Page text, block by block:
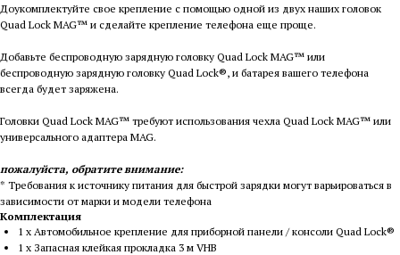
Доукомплектуйте свое крепление с помощью одной из двух наших головок
Quad Lock MAG™ и сделайте крепление телефона еще проще.
Добавьте беспроводную зарядную головку Quad Lock MAG™ или
беспроводную зарядную головку Quad Lock®, и батарея вашего телефона
всегда будет заряжена.
Головки Quad Lock MAG™ требуют использования чехла Quad Lock MAG™ или
универсального адаптера MAG.
пожалуйста, обратите внимание:
* Требования к источнику питания для быстрой зарядки могут варьироваться в
зависимости от марки и модели телефона
Комплектация
1 x Автомобильное крепление для приборной панели / консоли Quad Lock®
1 x Запасная клейкая прокладка 3 м VHB